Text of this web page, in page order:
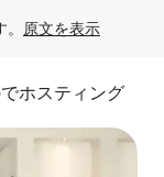
原文を表示
ホスティング